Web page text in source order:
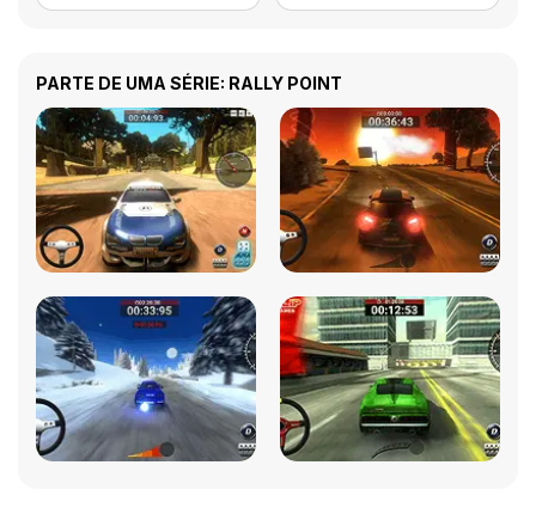
PARTE DE UMA SÉRIE: RALLY POINT